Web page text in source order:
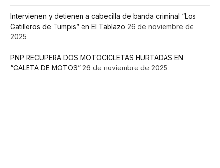
Intervienen y detienen a cabecilla de banda criminal “Los
Gatilleros de Tumpis” en El Tablazo 26 de noviembre de
2025
PNP RECUPERA DOS MOTOCICLETAS HURTADAS EN
“CALETA DE MOTOS” 26 de noviembre de 2025